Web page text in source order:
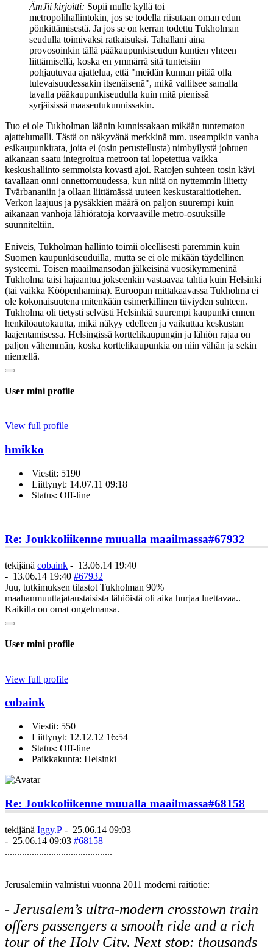
ÄmJii kirjoitti: Sopii mulle kyllä toi
metropolihallintokin, jos se todella riisutaan oman edun
pönkittämisestä. Ja jos se on kerran todettu Tukholman
seudulla toimivaksi ratkaisuksi. Tahallani aina
provosoinkin tällä pääkaupunkiseudun kuntien yhteen
liittämisellä, koska en ymmärrä sitä tunteisiin
pohjautuvaa ajattelua, että "meidän kunnan pitää olla
tulevaisuudessakin itsenäisenä", mikä vallitsee samalla
tavalla pääkaupunkiseudulla kuin mitä pienissä
syrjäisissä maaseutukunnissakin.
Tuo ei ole Tukholman läänin kunnissakaan mikään tuntematon
ajattelumalli. Tästä on näkyvänä merkkinä mm. useampikin vanha
esikaupunkirata, joita ei (osin perustellusta) nimbyilystä johtuen
aikanaan saatu integroitua metroon tai lopetettua vaikka
keskushallinto semmoista kovasti ajoi. Ratojen suhteen tosin kävi
tavallaan onni onnettomuudessa, kun niitä on nyttemmin liitetty
Tvärbananiin ja ollaan liittämässä uuteen keskustaraitiotiehen.
Verkon laajuus ja pysäkkien määrä on paljon suurempi kuin
aikanaan vanhoja lähiöratoja korvaaville metro-osuuksille
suunniteltiin.
Eniveis, Tukholman hallinto toimii oleellisesti paremmin kuin
Suomen kaupunkiseuduilla, mutta se ei ole mikään täydellinen
systeemi. Toisen maailmansodan jälkeisinä vuosikymmeninä
Tukholma taisi hajaantua jokseenkin vastaavaa tahtia kuin Helsinki
(tai vaikka Kööpenhamina). Euroopan mittakaavassa Tukholma ei
ole kokonaisuutena mitenkään esimerkillinen tiiviyden suhteen.
Tukholma oli tietysti selvästi Helsinkiä suurempi kaupunki ennen
henkilöautokautta, mikä näkyy edelleen ja vaikuttaa keskustan
laajentamisessa. Helsingissä korttelikaupungin ja lähiön rajaa on
paljon vähemmän, koska korttelikaupunkia on niin vähän ja sekin
niemellä.
User mini profile
View full profile
hmikko
Viestit: 5190
Liittynyt: 14.07.11 09:18
Status: Off-line
Re: Joukkoliikenne muualla maailmassa#67932
tekijänä cobaink - 13.06.14 19:40
- 13.06.14 19:40 #67932
Juu, tutkimuksen tilastot Tukholman 90%
maahanmuuttajataustaisista lähiöistä oli aika hurjaa luettavaa..
Kaikilla on omat ongelmansa.
User mini profile
View full profile
cobaink
Viestit: 550
Liittynyt: 12.12.12 16:54
Status: Off-line
Paikkakunta: Helsinki
Re: Joukkoliikenne muualla maailmassa#68158
tekijänä Iggy.P - 25.06.14 09:03
- 25.06.14 09:03 #68158
............................................
Jerusalemiin valmistui vuonna 2011 moderni raitiotie:
- Jerusalem’s ultra-modern crosstown train
offers passengers a smooth ride and a rich
tour of the Holy City. Next stop: thousands